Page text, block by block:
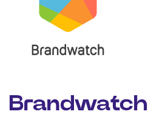
Brandwatch